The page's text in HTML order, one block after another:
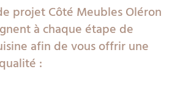
projet Côté Meubles Oléron
à chaque étape de
afin de vous offrir une
: